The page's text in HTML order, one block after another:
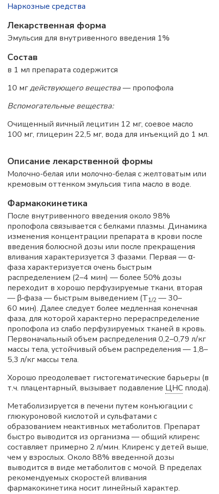
Наркозные средства
Лекарственная форма
Эмульсия для внутривенного введения 1%
Состав
в 1 мл препарата содержится
10 мгдействующего вещества— пропофола
Вспомогательные вещества:
Очищенный яичный лецитин 12 мг, соевое масло
100 мг, глицерин 22,5 мг, вода для инъекций до 1 мл.
Описание лекарственной формы
Молочно-белая или молочно-белая с желтоватым или
кремовым оттенком эмульсия типа масло в воде.
Фармакокинетика
После внутривенного введения около 98%
пропофола связывается с белками плазмы. Динамика
изменения концентрации препарата в крови после
введения болюсной дозы или после прекращения
вливания характеризуется 3 фазами. Первая — α-
фаза характеризуется очень быстрым
распределением (2–4 мин) — более 50% дозы
переходит в хорошо перфузируемые ткани, вторая
— β‑фаза — быстрым выведением (Т1/2 — 30–
60 мин). Далее следует более медленная конечная
фаза, для которой характерно перераспределение
пропофола из слабо перфузируемых тканей в кровь.
Первоначальный объем распределения 0,2–0,79 л/кг
массы тела, устойчивый объем распределения — 1,8–
5,3 л/кг массы тела.
Хорошо преодолевает гистогематические барьеры (в
т.ч. плацентарный, вызывает подавление ЦНС плода).
Метаболизируется в печени путем конъюгации с
глюкуроновой кислотой и сульфатами с
образованием неактивных метаболитов. Препарат
быстро выводится из организма — общий клиренс
составляет примерно 2 л/мин. Клиренс у детей выше,
чем у взрослых. Около 88% введенной дозы
выводится в виде метаболитов с мочой. В пределах
рекомендуемых скоростей вливания
фармакокинетика носит линейный характер.